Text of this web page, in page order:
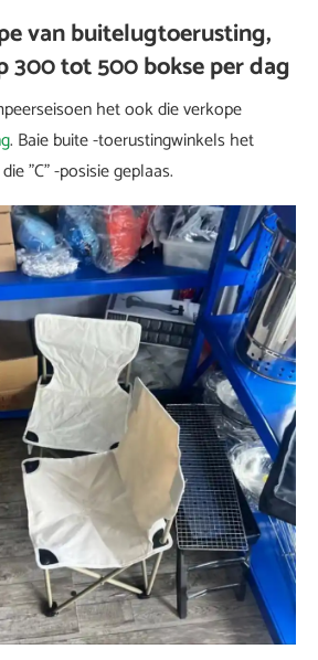
van buitelugtoerusting,
300 tot 500 bokse per dag
het ook die verkope
. Baie buite -toerustingwinkels het
"C" -posisie geplaas.